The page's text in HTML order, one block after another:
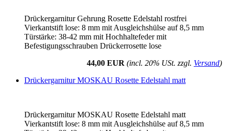
Drückergarnitur Gehrung Rosette Edelstahl rostfrei
Vierkantstift lose: 8 mm mit Ausgleichshülse auf 8,5 mm
Türstärke: 38-42 mm mit Hochhaltefeder mit
Befestigungsschrauben Drückerrosette lose
44,00 EUR (incl. 20% USt. zzgl. Versand)
Drückergarnitur MOSKAU Rosette Edelstahl matt
Drückergarnitur MOSKAU Rosette Edelstahl matt
Vierkantstift lose: 8 mm mit Ausgleichshülse auf 8,5 mm